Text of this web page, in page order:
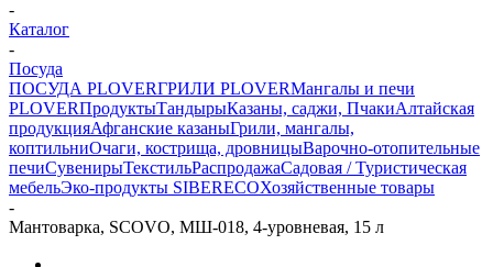
-
Каталог
-
Посуда
ПОСУДА PLOVERГРИЛИ PLOVERМангалы и печи
PLOVERПродуктыТандырыКазаны, саджи, ПчакиАлтайская
продукцияАфганские казаныГрили, мангалы,
коптильниОчаги, кострища, дровницыВарочно-отопительные
печиСувенирыТекстильРаспродажаСадовая / Туристическая
мебельЭко-продукты SIBERECOХозяйственные товары
-
Мантоварка, SCOVO, МШ-018, 4-уровневая, 15 л